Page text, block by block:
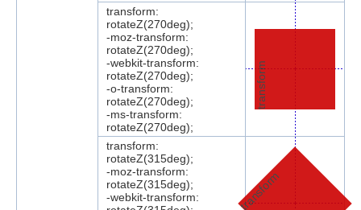
transform:
rotateZ(270deg);
-moz-transform:
rotateZ(270deg);
-webkit-transform:
rotateZ(270deg);
-o-transform:
rotateZ(270deg);
-ms-transform:
rotateZ(270deg);
transform
transform:
rotateZ(315deg);
-moz-transform:
rotateZ(315deg);
-webkit-transform:
transform